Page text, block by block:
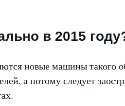
в 2015
новые машины такого
а потому следует